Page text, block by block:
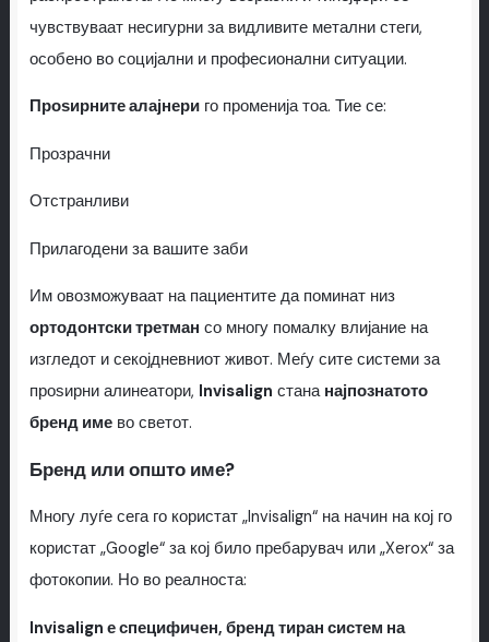
чувствуваат несигурни за видливите метални стеги,
особено во социјални и професионални ситуации.
Проѕирните алајнериго променија тоа. Тие се:
Прозрачни
Отстранливи
Прилагодени за вашите заби
Им овозможуваат на пациентите да поминат низ
ортодонтски третман со многу помалку влијание на
изгледот и секојдневниот живот. Меѓу сите системи за
проѕирни алинеатори, Invisalign стана најпознатото
бренд имево светот.
Бренд или општо име?
Многу луѓе сега го користат „Invisalign“ на начин на кој го
користат „Google“ за кој било пребарувач или „Xerox“ за
фотокопии. Но во реалноста:
Invisalign е специфичен, бренд тиран систем на